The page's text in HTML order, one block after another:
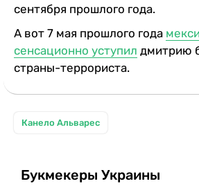
сентября прошлого года.
А вот 7 мая прошлого года
сенсационно уступил дмитрию
страны-террориста.
Канело Альварес
Букмекеры Украины